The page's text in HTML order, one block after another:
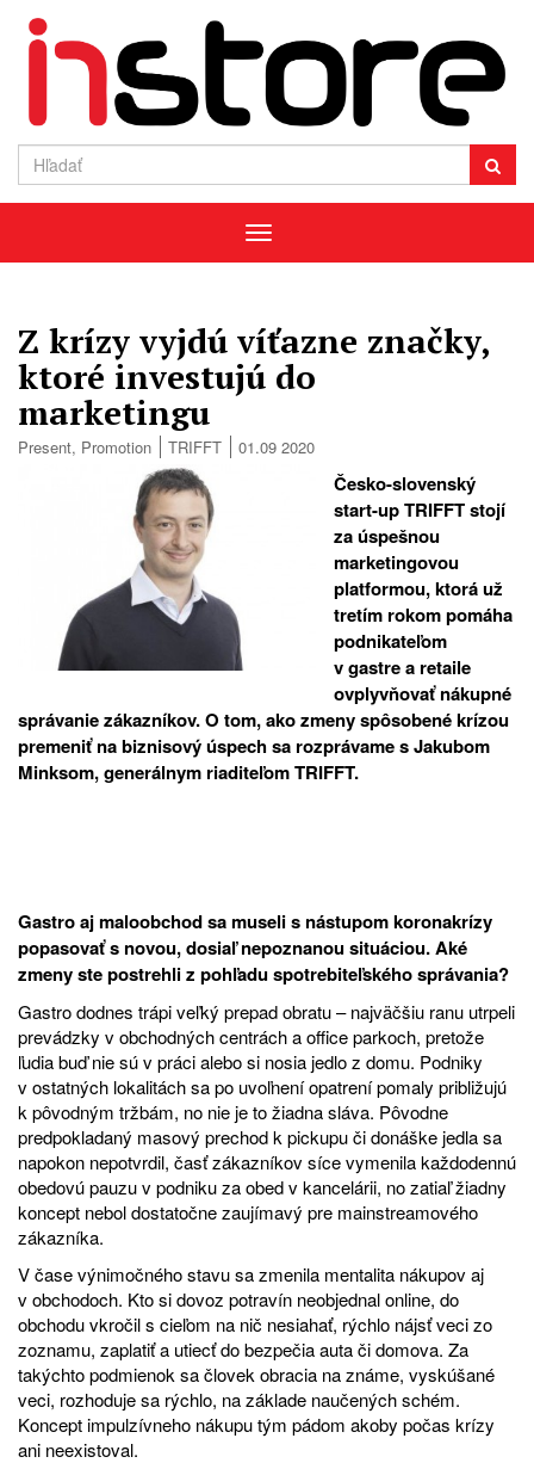
Menu
Z krízy vyjdú víťazne značky,
ktoré investujú do
marketingu
Present, Promotion TRIFFT 01.09 2020
Česko-slovenský
start-up TRIFFT stojí
za úspešnou
marketingovou
platformou, ktorá už
tretím rokom pomáha
podnikateľom
v gastre a retaile
ovplyvňovať nákupné
správanie zákazníkov. O tom, ako zmeny spôsobené krízou
premeniť na biznisový úspech sa rozprávame s Jakubom
Minksom, generálnym riaditeľom TRIFFT.
Gastro aj maloobchod sa museli s nástupom koronakrízy
popasovať s novou, dosiaľ nepoznanou situáciou. Aké
zmeny ste postrehli z pohľadu spotrebiteľského správania?
Gastro dodnes trápi veľký prepad obratu – najväčšiu ranu utrpeli
prevádzky v obchodných centrách a office parkoch, pretože
ľudia buď nie sú v práci alebo si nosia jedlo z domu. Podniky
v ostatných lokalitách sa po uvoľnení opatrení pomaly približujú
k pôvodným tržbám, no nie je to žiadna sláva. Pôvodne
predpokladaný masový prechod k pickupu či donáške jedla sa
napokon nepotvrdil, časť zákazníkov síce vymenila každodennú
obedovú pauzu v podniku za obed v kancelárii, no zatiaľ žiadny
koncept nebol dostatočne zaujímavý pre mainstreamového
zákazníka.
V čase výnimočného stavu sa zmenila mentalita nákupov aj
v obchodoch. Kto si dovoz potravín neobjednal online, do
obchodu vkročil s cieľom na nič nesiahať, rýchlo nájsť veci zo
zoznamu, zaplatiť a utiecť do bezpečia auta či domova. Za
takýchto podmienok sa človek obracia na známe, vyskúšané
veci, rozhoduje sa rýchlo, na základe naučených schém.
Koncept impulzívneho nákupu tým pádom akoby počas krízy
ani neexistoval.